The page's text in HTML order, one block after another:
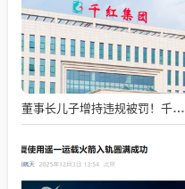
董事长儿子增持违规被罚！千红制药市值128亿，半年净赚2.58亿却踩雷信托5年